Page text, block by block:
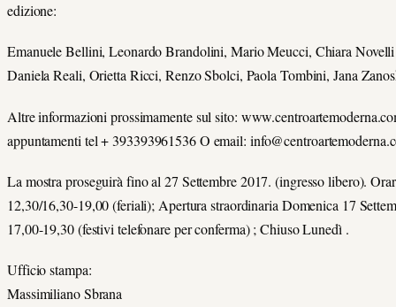
edizione:
Emanuele Bellini, Leonardo Brandolini, Mario Meucci, Chiara
Daniela Reali, Orietta Ricci, Renzo Sbolci, Paola Tombini, Jana
Altre informazioni prossimamente sul sito:
appuntamenti tel + 393393961536 O email:
La mostra proseguirà fino al 27 Settembre 2017. (ingresso libero).
12,30/16,30-19,00 (feriali); Apertura straordinaria Domenica 17
17,00-19,30 (festivi telefonare per conferma) ; Chiuso Lunedì .
Ufficio stampa:
Massimiliano Sbrana